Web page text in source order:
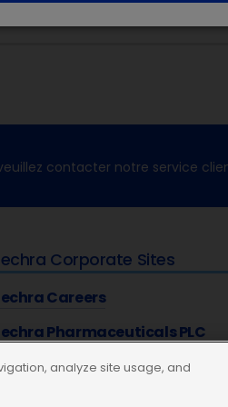
contacter notre service
Corporate Sites
Careers
Pharmaceuticals PLC
analyze site usage, and